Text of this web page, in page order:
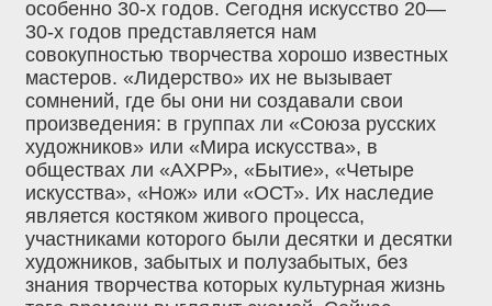
особенно 30-х годов. Сегодня искусство 20—
30-х годов представляется нам
совокупностью творчества хорошо известных
мастеров. «Лидерство» их не вызывает
сомнений, где бы они ни создавали свои
произведения: в группах ли «Союза русских
художников» или «Мира искусства», в
обществах ли «АХРР», «Бытие», «Четыре
искусства», «Нож» или «ОСТ». Их наследие
является костяком живого процесса,
участниками которого были десятки и десятки
художников, забытых и полузабытых, без
знания творчества которых культурная жизнь